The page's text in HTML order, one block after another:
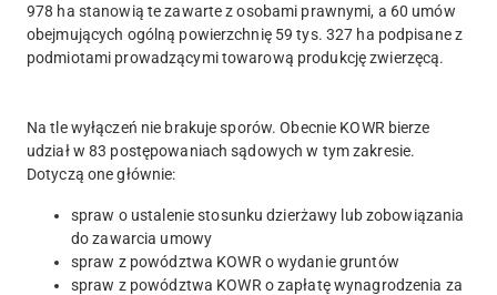
978 ha stanowią te zawarte z osobami prawnymi, a 60 umów
obejmujących ogólną powierzchnię 59 tys. 327 ha podpisane z
podmiotami prowadzącymi towarową produkcję zwierzęcą.
Na tle wyłączeń nie brakuje sporów. Obecnie KOWR bierze
udział w 83 postępowaniach sądowych w tym zakresie.
Dotyczą one głównie:
spraw o ustalenie stosunku dzierżawy lub zobowiązania
do zawarcia umowy
spraw z powództwa KOWR o wydanie gruntów
spraw z powództwa KOWR o zapłatę wynagrodzenia za